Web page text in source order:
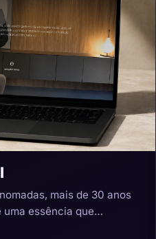
mais de 30 anos
essência que